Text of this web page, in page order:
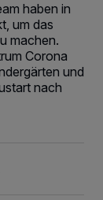
haben in
um das
machen.
Corona
und
nach